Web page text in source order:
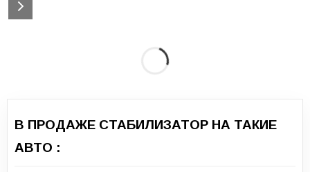
В ПРОДАЖЕ СТАБИЛИЗАТОР НА ТАКИЕ
АВТО :